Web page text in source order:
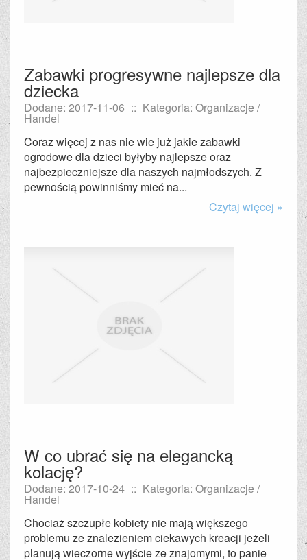
Zabawki progresywne najlepsze dla
dziecka
Dodane: 2017-11-06 :: Kategoria: Organizacje /
Handel
Coraz więcej z nas nie wie już jakie zabawki
ogrodowe dla dzieci byłyby najlepsze oraz
najbezpieczniejsze dla naszych najmłodszych. Z
pewnością powinniśmy mieć na...
Czytaj więcej »
W co ubrać się na elegancką
kolację?
Dodane: 2017-10-24 :: Kategoria: Organizacje /
Handel
Chociaż szczupłe kobiety nie mają większego
problemu ze znalezieniem ciekawych kreacji jeżeli
planują wieczorne wyjście ze znajomymi, to panie